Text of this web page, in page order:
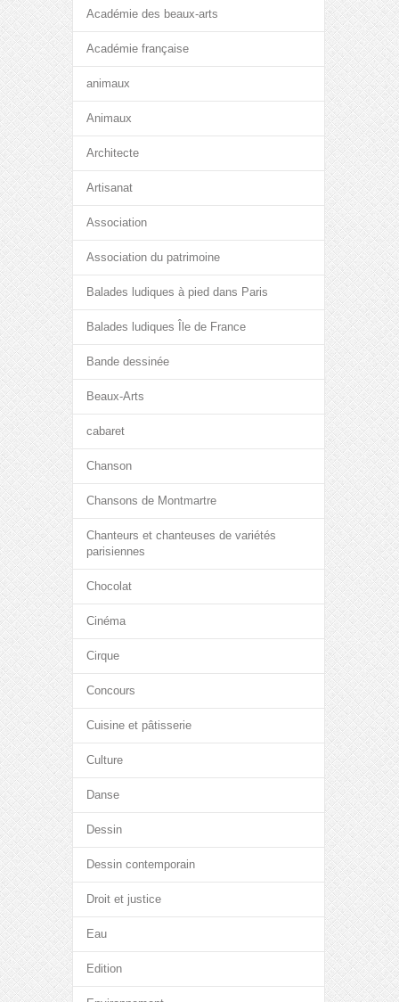
Académie des beaux-arts
Académie française
animaux
Animaux
Architecte
Artisanat
Association
Association du patrimoine
Balades ludiques à pied dans Paris
Balades ludiques Île de France
Bande dessinée
Beaux-Arts
cabaret
Chanson
Chansons de Montmartre
Chanteurs et chanteuses de variétés
parisiennes
Chocolat
Cinéma
Cirque
Concours
Cuisine et pâtisserie
Culture
Danse
Dessin
Dessin contemporain
Droit et justice
Eau
Edition